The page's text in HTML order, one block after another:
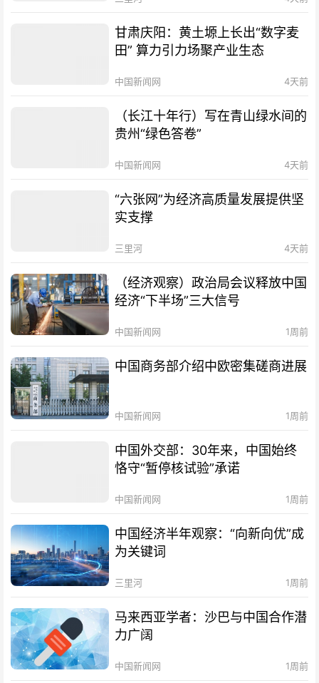
甘肃庆阳：黄土塬上长出“数字麦
田” 算力引力场聚产业生态
中国新闻网 4天前
（长江十年行）写在青山绿水间的
贵州“绿色答卷”
中国新闻网 4天前
“六张网”为经济高质量发展提供坚
实支撑
三里河 4天前
（经济观察）政治局会议释放中国
经济“下半场”三大信号
中国新闻网 1周前
中国商务部介绍中欧密集磋商进展
中国新闻网 1周前
中国外交部：30年来，中国始终
恪守“暂停核试验”承诺
中国新闻网 1周前
中国经济半年观察：“向新向优”成
为关键词
三里河 1周前
马来西亚学者：沙巴与中国合作潜
力广阔
中国新闻网 1周前